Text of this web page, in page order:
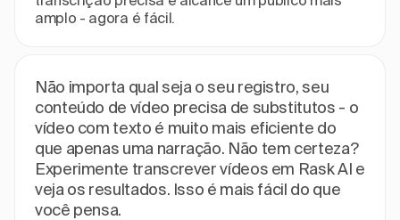
amplo - agora é fácil.
Não importa qual seja o seu registro, seu
conteúdo de vídeo precisa de substitutos - o
vídeo com texto é muito mais eficiente do
que apenas uma narração. Não tem certeza?
Experimente transcrever vídeos em Rask AI e
veja os resultados. Isso é mais fácil do que
você pensa.